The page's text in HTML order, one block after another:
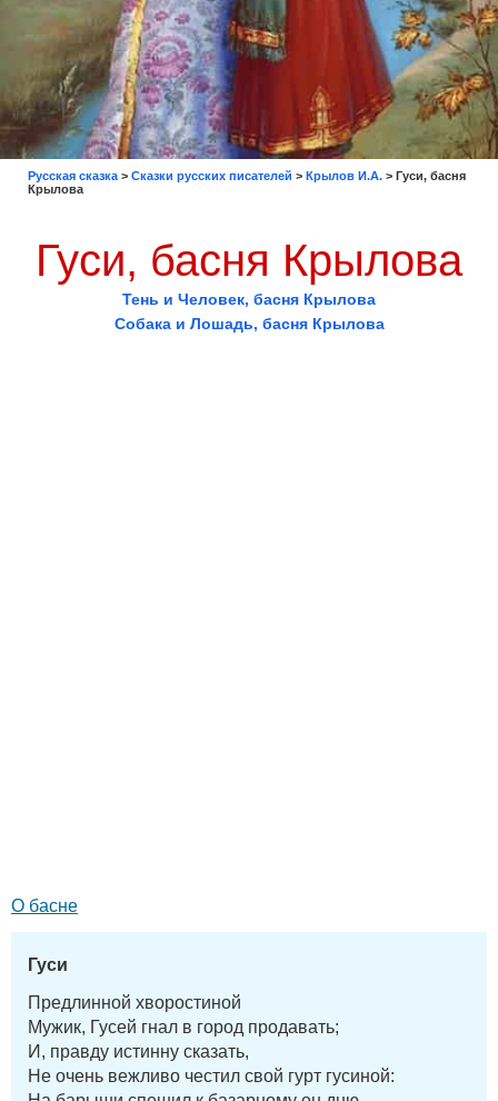
Русская сказка > Сказки русских писателей > Крылов И.А. > Гуси, басня
Крылова
Гуси, басня Крылова
Тень и Человек, басня Крылова
Собака и Лошадь, басня Крылова
О басне
Гуси
Предлинной хворостиной
Мужик, Гусей гнал в город продавать;
И, правду истинну сказать,
Не очень вежливо честил свой гурт гусиной: